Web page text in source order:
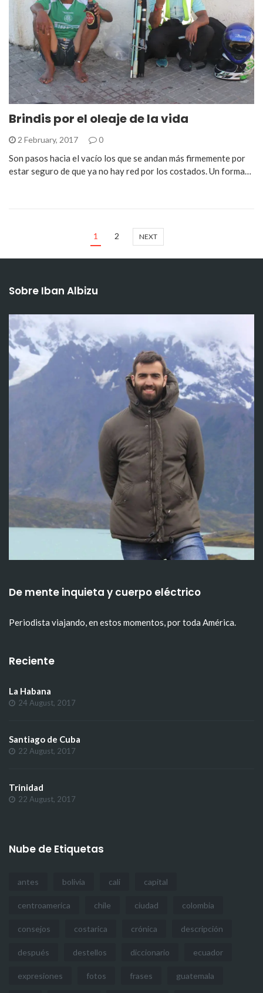
Brindis por el oleaje de la vida
2 February, 2017 0
Son pasos hacia el vacío los que se andan más firmemente por
estar seguro de que ya no hay red por los costados. Un forma…
1 2 NEXT
Sobre Iban Albizu
De mente inquieta y cuerpo eléctrico
Periodista viajando, en estos momentos, por toda América.
Reciente
La Habana
24 August, 2017
Santiago de Cuba
22 August, 2017
Trinidad
22 August, 2017
Nube de Etiquetas
antes bolivia cali capital
centroamerica chile ciudad colombia
consejos costarica crónica descripción
después destellos diccionario ecuador
expresiones fotos frases guatemala